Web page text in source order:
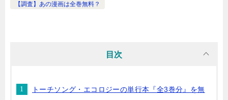
【調査】あの漫画は全巻無料？
目次
トーチソング・エコロジーの単行本『全3巻分』を無